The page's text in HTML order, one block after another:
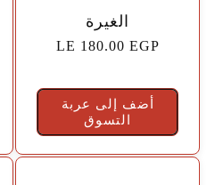
الغيرة
السعر
LE 180.00 EGP
أضف إلى عربة
التسوق